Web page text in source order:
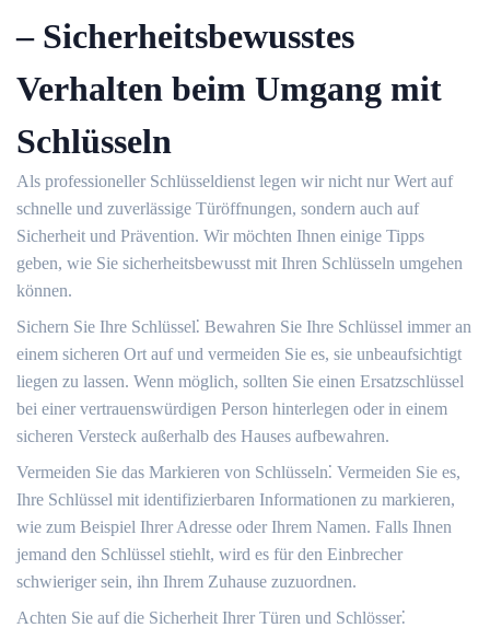
– Sicherheitsbewusstes
Verhalten beim Umgang mit
Schlüsseln
Als professioneller Schlüsseldienst legen wir nicht nur Wert auf
schnelle und zuverlässige Türöffnungen, sondern auch auf
Sicherheit und Prävention.​ Wir möchten Ihnen einige Tipps
geben, wie Sie sicherheitsbewusst mit Ihren Schlüsseln umgehen
können.​
Sichern Sie Ihre Schlüssel⁚ Bewahren Sie Ihre Schlüssel immer an
einem sicheren Ort auf und vermeiden Sie es, sie unbeaufsichtigt
liegen zu lassen.​ Wenn möglich, sollten Sie einen Ersatzschlüssel
bei einer vertrauenswürdigen Person hinterlegen oder in einem
sicheren Versteck außerhalb des Hauses aufbewahren.​
Vermeiden Sie das Markieren von Schlüsseln⁚ Vermeiden Sie es,
Ihre Schlüssel mit identifizierbaren Informationen zu markieren,
wie zum Beispiel Ihrer Adresse oder Ihrem Namen.​ Falls Ihnen
jemand den Schlüssel stiehlt, wird es für den Einbrecher
schwieriger sein, ihn Ihrem Zuhause zuzuordnen.​
Achten Sie auf die Sicherheit Ihrer Türen und Schlösser⁚